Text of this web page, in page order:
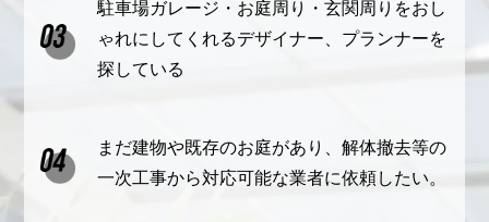
駐車場ガレージ・お庭周り・玄関周りをおし
ゃれにしてくれるデザイナー、プランナーを
探している
まだ建物や既存のお庭があり、解体撤去等の
一次工事から対応可能な業者に依頼したい。